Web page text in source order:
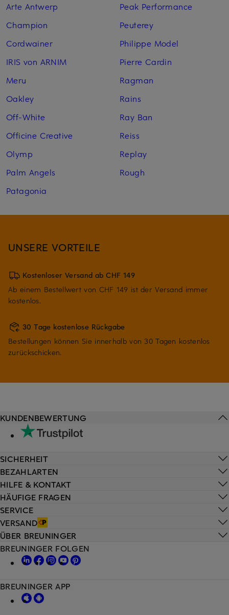
Arte Antwerp
Champion
Cordwainer
IRIS von ARNIM
Meru
Oakley
Off-White
Officine Creative
Olymp
Palm Angels
Patagonia
Peak Performance
Peuterey
Philippe Model
Pierre Cardin
Ragman
Rains
Ray Ban
Reiss
Replay
Rough
UNSERE VORTEILE
Kostenloser Versand ab CHF 149
Ab einem Bestellwert von CHF 149 ist der Versand immer
kostenlos.
30 Tage kostenlose Rückgabe
Bestellungen können Sie innerhalb von 30 Tagen kostenlos
zurückschicken.
HILFE & KONTAKT
HÄUFIGE FRAGEN
SERVICE
VERSAND
KUNDENBEWERTUNG
SICHERHEIT
BEZAHLARTEN
ÜBER BREUNINGER
BREUNINGER FOLGEN
BREUNINGER APP